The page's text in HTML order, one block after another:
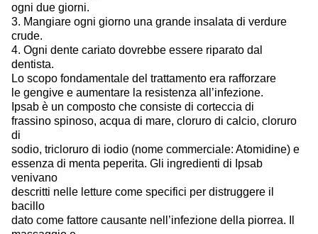
ogni due giorni.
3. Mangiare ogni giorno una grande insalata di verdure
crude.
4. Ogni dente cariato dovrebbe essere riparato dal
dentista.
Lo scopo fondamentale del trattamento era rafforzare
le gengive e aumentare la resistenza all’infezione.
Ipsab è un composto che consiste di corteccia di
frassino spinoso, acqua di mare, cloruro di calcio, cloruro
di
sodio, tricloruro di iodio (nome commerciale: Atomidine) e
essenza di menta peperita. Gli ingredienti di Ipsab
venivano
descritti nelle letture come specifici per distruggere il
bacillo
dato come fattore causante nell’infezione della piorrea. Il